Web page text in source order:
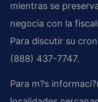
mientras se
negocia con la
Para discutir su
(888) 437-7747.
Para m?s